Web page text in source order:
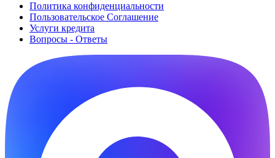
Политика конфиденциальности
Пользовательское Cоглашение
Услуги кредита
Вопросы - Ответы